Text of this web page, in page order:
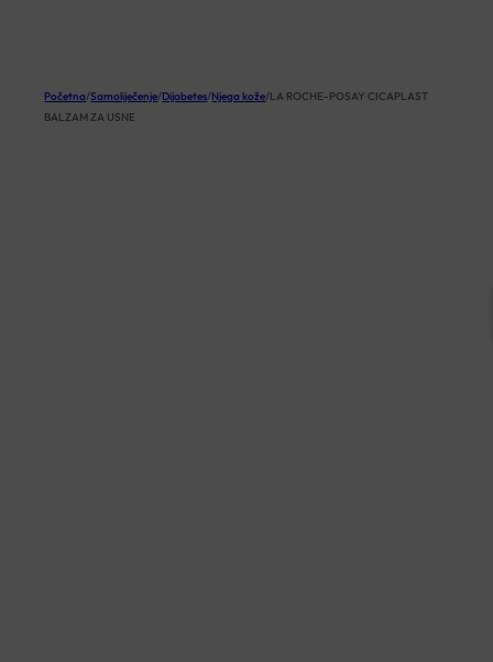
Početna/Samoliječenje/Dijabetes/Njega kože/LA ROCHE-POSAY CICAPLAST
BALZAM ZA USNE